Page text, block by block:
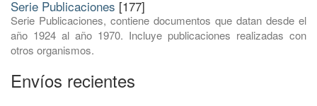
Serie Publicaciones [177]
Serie Publicaciones, contiene documentos que datan desde el
año 1924 al año 1970. Incluye publicaciones realizadas con
otros organismos.
Envíos recientes